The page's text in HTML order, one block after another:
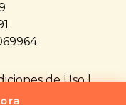
de Uso|
cookies © 2025